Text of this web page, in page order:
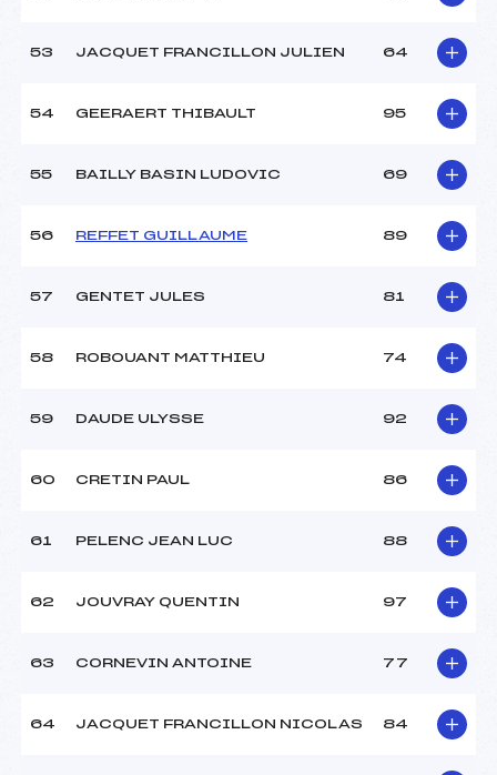
53 JACQUET FRANCILLON JULIEN 64
54 GEERAERT THIBAULT 95
55 BAILLY BASIN LUDOVIC 69
56 REFFET GUILLAUME 89
57 GENTET JULES 81
58 ROBOUANT MATTHIEU 74
59 DAUDE ULYSSE 92
60 CRETIN PAUL 86
61 PELENC JEAN LUC 88
62 JOUVRAY QUENTIN 97
63 CORNEVIN ANTOINE 77
64 JACQUET FRANCILLON NICOLAS 84